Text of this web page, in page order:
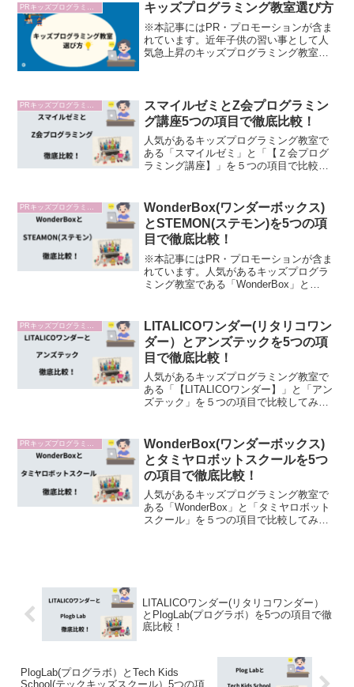
PRキッズプログラミング教室 キッズプログラミング教室選び方
※本記事にはPR・プロモーションが含ま
れています。近年子供の習い事として人
気急上昇のキッズプログラミング教室。
方は多くいらっしゃるは...
PRキッズプログラミング教室比較
スマイルゼミとZ会プログラミン
グ講座5つの項目で徹底比較！
人気があるキッズプログラミング教室で
ある「スマイルゼミ」と「【Ｚ会プログ
ラミング講座】」を５つの項目で比較し
PRキッズプログラミング教室比較
WonderBox(ワンダーボックス)
とSTEMON(ステモン)を5つの項
目で徹底比較！
※本記事にはPR・プロモーションが含ま
れています。人気があるキッズプログラ
ミング教室である「WonderBox」と
座を選ぶ際に基本となる「1.対象年齢」
「2.初期...
LITALICOワンダー(リタリコワン
ダー）とアンズテックを5つの項
目で徹底比較！
人気があるキッズプログラミング教室で
ある「【LITALICOワンダー】」と「アン
ズテック」を５つの項目で比較してみま
WonderBox(ワンダーボックス)
とタミヤロボットスクールを5つ
の項目で徹底比較！
人気があるキッズプログラミング教室で
ある「WonderBox」と「タミヤロボット
スクール」を５つの項目で比較してみま
LITALICOワンダー(リタリコワンダー）
とPlogLab(プログラボ）を5つの項目で徹
底比較！
PlogLab(プログラボ）とTech Kids
School(テックキッズスクール）5つの項